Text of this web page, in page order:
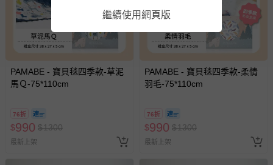
PAMABE - 寶貝毯四季款-草泥
馬Ｑ-75*110cm
76折
$990 $1300
最新上架
PAMABE - 寶貝毯四季款-柔情
羽毛-75*110cm
76折
$990 $1300
最新上架
繼續使用網頁版